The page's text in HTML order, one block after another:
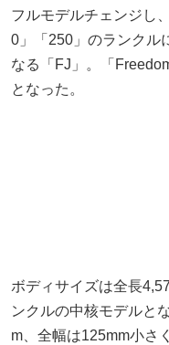
フルモデルチェンジし
0」「250」のランクル
なる「FJ」。「
となった。
ボディサイズは全長
ンクルの中核モデルと
m、全幅は125mm小さ